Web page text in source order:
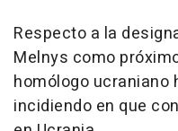
Respecto a la
Melnys como
homólogo ucraniano
incidiendo en que